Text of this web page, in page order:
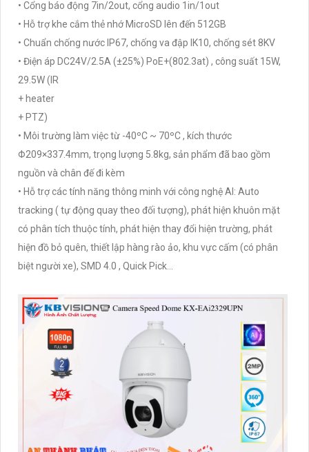
• Cổng báo động 7in/2out, cổng audio 1in/1out
• Hỗ trợ khe cắm thẻ nhớ MicroSD lên đến 512GB
• Chuẩn chống nước IP67, chống va đập IK10, chống sét 8KV
• Điện áp DC24V/2.5A (±25%) PoE+(802.3at) , công suất 15W,
29.5W (IR
+ heater
+ PTZ)
• Môi trường làm việc từ -40ºC ~ 70ºC , kích thước
Φ209×337.4mm, trọng lượng 5.8kg, sản phẩm đã bao gồm
nguồn và chân đế đi kèm
• Hỗ trợ các tính năng thông minh với công nghệ AI: Auto
tracking ( tự động quay theo đối tượng), phát hiện khuôn mặt
có phân tích thuộc tính, phát hiện thay đổi hiện trường, phát
hiện đồ bỏ quên, thiết lập hàng rào ảo, khu vực cấm (có phân
biệt người xe), SMD 4.0 , Quick Pick...